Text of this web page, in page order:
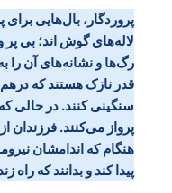
پروردگار، بال‌هایی برای
لاله‌های گوش اند؛ بی
رگ‌ها و نشانه‌های آن را
قدر نازک هستند که
سنگینی کنند. در حالی که
پرواز می‌کنند. فرزندان
هنگام که اندامشان
پیدا کند و بدانند که